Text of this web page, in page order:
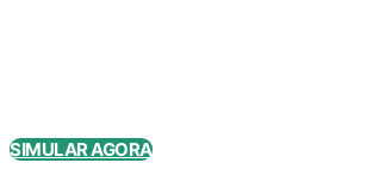
SIMULAR AGORA​